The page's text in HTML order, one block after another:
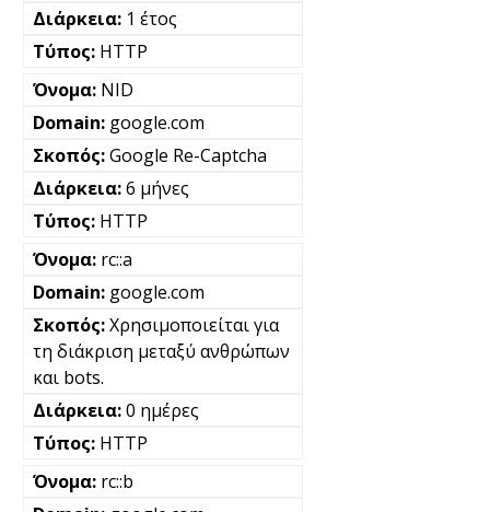
1 έτος
HTTP
NID
google.com
Google Re-Captcha
6 μήνες
HTTP
rc::a
google.com
Χρησιμοποιείται για
τη διάκριση μεταξύ ανθρώπων
και bots.
0 ημέρες
HTTP
rc::b